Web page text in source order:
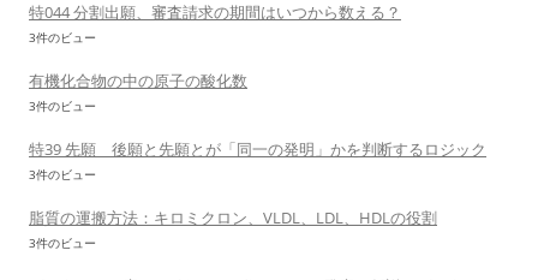
特044 分割出願、審査請求の期間はいつから数える？
3件のビュー
有機化合物の中の原子の酸化数
3件のビュー
特39 先願 後願と先願とが「同一の発明」かを判断するロジック
3件のビュー
脂質の運搬方法：キロミクロン、VLDL、LDL、HDLの役割
3件のビュー